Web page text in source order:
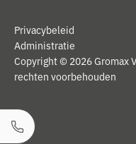
Bel ons
Copyright © 2026 Gromax
rechten voorbehouden
Privacybeleid
Administratie